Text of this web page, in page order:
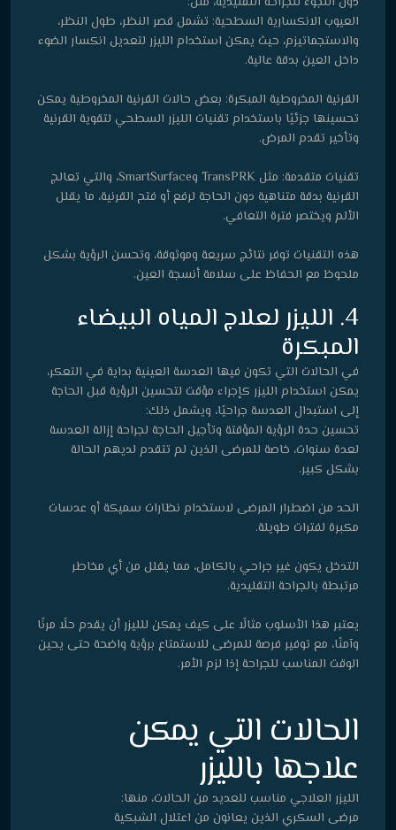
العيوب الانكسارية السطحية: تشمل قصر النظر، طول النظر،
والاستجماتيزم، حيث يمكن استخدام الليزر لتعديل انكسار الضوء
داخل العين بدقة عالية.
القرنية المخروطية المبكرة: بعض حالات القرنية المخروطية يمكن
تحسينها جزئيًا باستخدام تقنيات الليزر السطحي لتقوية القرنية
وتأخير تقدم المرض.
تقنيات متقدمة: مثل TransPRK وSmartSurface، والتي تعالج
القرنية بدقة متناهية دون الحاجة لرفع أو فتح القرنية، ما يقلل
الألم ويختصر فترة التعافي.
هذه التقنيات توفر نتائج سريعة وموثوقة، وتحسن الرؤية بشكل
ملحوظ مع الحفاظ على سلامة أنسجة العين.
4. الليزر لعلاج المياه البيضاء
المبكرة
في الحالات التي تكون فيها العدسة العينية بداية في التعكر،
يمكن استخدام الليزر كإجراء مؤقت لتحسين الرؤية قبل الحاجة
إلى استبدال العدسة جراحيًا، ويشمل ذلك:
تحسين حدة الرؤية المؤقتة وتأجيل الحاجة لجراحة إزالة العدسة
لعدة سنوات، خاصة للمرضى الذين لم تتقدم لديهم الحالة
بشكل كبير.
الحد من اضطرار المرضى لاستخدام نظارات سميكة أو عدسات
مكبرة لفترات طويلة.
التدخل يكون غير جراحي بالكامل، مما يقلل من أي مخاطر
مرتبطة بالجراحة التقليدية.
يعتبر هذا الأسلوب مثالًا على كيف يمكن للليزر أن يقدم حلًا مرنًا
وآمنًا، مع توفير فرصة للمرضى للاستمتاع برؤية واضحة حتى يحين
الوقت المناسب للجراحة إذا لزم الأمر.
الحالات التي يمكن
علاجها بالليزر
الليزر العلاجي مناسب للعديد من الحالات، منها:
مرضى السكري الذين يعانون من اعتلال الشبكية